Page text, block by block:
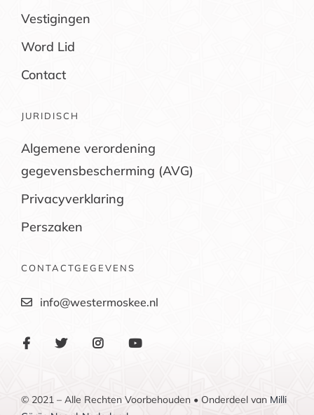
Vestigingen
Word Lid
Contact
JURIDISCH
Algemene verordening
gegevensbescherming (AVG)
Privacyverklaring
Perszaken
CONTACTGEGEVENS
info@westermoskee.nl
© 2021 – Alle Rechten Voorbehouden • Onderdeel van Milli